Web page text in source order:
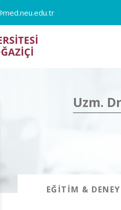
Uzm.
EĞITIM &